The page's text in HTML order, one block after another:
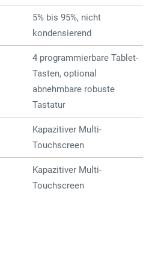
5% bis 95%, nicht
kondensierend
4 programmierbare Tablet-
Tasten, optional
abnehmbare robuste
Tastatur
Kapazitiver Multi-
Touchscreen
Kapazitiver Multi-
Touchscreen